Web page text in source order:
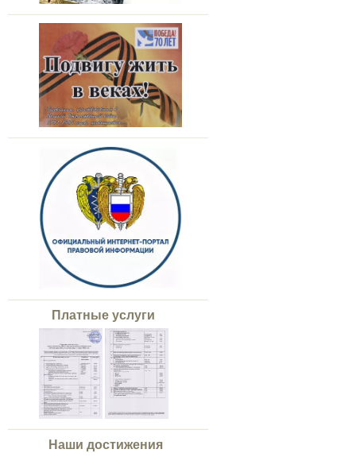
Платные услуги
Наши достижения